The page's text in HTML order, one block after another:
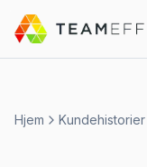
Hjem Kundehistorier